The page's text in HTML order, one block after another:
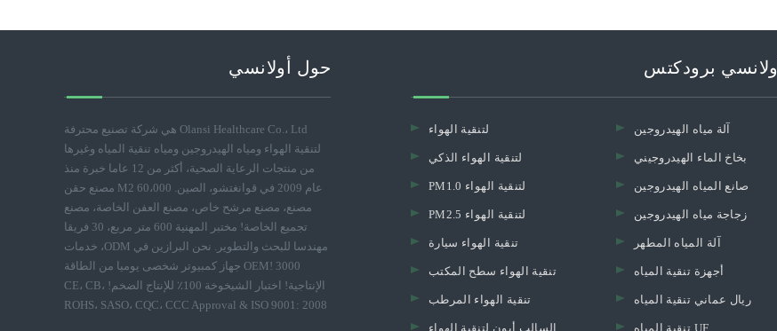
حول أولانسي
Olansi Healthcare Co.، Ltd هي شركة تصنيع محترفة
لتنقية الهواء ومياه الهيدروجين ومياه تنقية المياه وغيرها
من منتجات الرعاية الصحية، أكثر من 12 عاما خبرة منذ
عام 2009 في قوانغتشو، الصين. 60،000 M2 مصنع حقن
مصنع، مصنع مرشح خاص، مصنع العفن الخاصة، مصنع
تجميع الخاصة! مختبر المهنية 600 متر مربع، 30 فريقا
مهندسا للبحث والتطوير. نحن البرازين في ODM، خدمات
OEM! 3000 جهاز كمبيوتر شخصى يوميا من الطاقة
الإنتاجية! اختبار الشيخوخة 100٪ للإنتاج الضخم! CE، CB،
ROHS، SASO، CQC، CCC Approval & ISO 9001: 2008
أولانسي برودكتس
لتنقية الهواء
لتنقية الهواء الذكي
PM1.0 لتنقية الهواء
PM2.5 لتنقية الهواء
تنقية الهواء سيارة
تنقية الهواء سطح المكتب
تنقية الهواء المرطب
السالب أيون لتنقية الهواء
آلة مياه الهيدروجين
بخاخ الماء الهيدروجيني
صانع المياه الهيدروجين
زجاجة مياه الهيدروجين
آلة المياه المطهر
أجهزة تنقية المياه
ريال عماني تنقية المياه
تنقية المياه UF.